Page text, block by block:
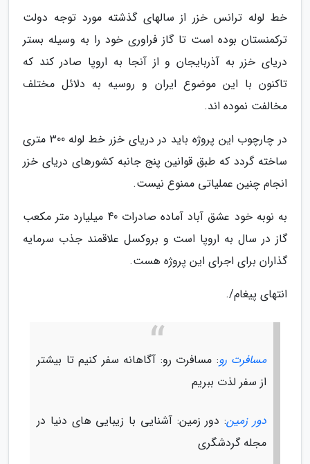
خط لوله ترانس خزر از سالهای گذشته مورد توجه دولت
ترکمنستان بوده است تا گاز فراوری خود را به وسیله بستر
دریای خزر به آذربایجان و از آنجا به اروپا صادر کند که
تاکنون با این موضوع ایران و روسیه به دلائل مختلف
مخالفت نموده اند.
در چارچوب این پروژه باید در دریای خزر خط لوله 300 متری
ساخته گردد که طبق قوانین پنج جانبه کشورهای دریای خزر
انجام چنین عملیاتی ممنوع نیست.
به نوبه خود عشق آباد آماده صادرات 40 میلیارد متر مکعب
گاز در سال به اروپا است و بروکسل علاقمند جذب سرمایه
گذاران برای اجرای این پروژه هست.
انتهای پیغام/.
مسافرت رو: مسافرت رو: آگاهانه سفر کنیم تا بیشتر
از سفر لذت ببریم
دور زمین: دور زمین: آشنایی با زیبایی های دنیا در
مجله گردشگری